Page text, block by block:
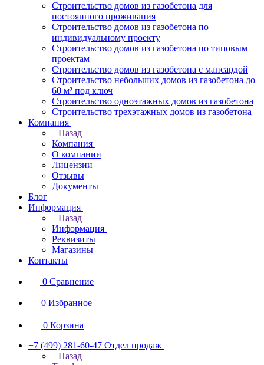
Строительство домов из газобетона для
постоянного проживания
Строительство домов из газобетона по
индивидуальному проекту
Строительство домов из газобетона по типовым
проектам
Строительство домов из газобетона с мансардой
Строительство небольших домов из газобетона до
60 м² под ключ
Строительство одноэтажных домов из газобетона
Строительство трехэтажных домов из газобетона
Компания
Назад
Компания
О компании
Лицензии
Отзывы
Документы
Блог
Информация
Назад
Информация
Реквизиты
Магазины
Контакты
0 Сравнение
0 Избранное
0 Корзина
+7 (499) 281-60-47 Отдел продаж
Назад